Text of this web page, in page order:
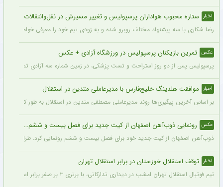
اخبار ستاره محبوب هواداران پرسپولیس و تغییر مسیرش در نقل‌وانتقالات
رضا شکاری با سه پیشنهاد مختلف روبرو شده و به زودی تیم خود را معرفی خواهد کرد.
عکس تمرین بازیکنان پرسپولیس در ورزشگاه آزادی + عکس
پرسپولیس پس از دو روز استراحت و تست پزشکی، در زمین شماره سه آزادی تمرین کرد.
اخبار موافقت هلدینگ خلیج‌فارس با مدیرعاملی متدین در استقلال
بر اساس آخرین پیگیری‌ها روند مدیرعاملی مصطفی متدین در استقلال به طور کامل
عکس رونمایی ذوب‌آهن اصفهان از کیت جدید برای فصل بیست و ششم + عکس
ذوب‌آهن اصفهان از کیت جدید خود برای فصل بیست و ششم رونمایی کرد. طراحی
اخبار توقف استقلال خوزستان در برابر استقلال تهران
تیم فوتبال استقلال تهران امشب در دیداری تدارکاتی، با برتری ۳ بر صفر برابر استقلال خوزستان، با دبل سعید سحرخیزان و گل یاسر آسانی پیروز شد.